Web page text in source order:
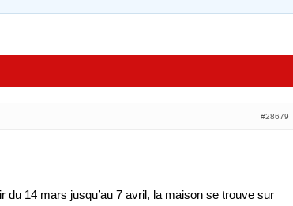
#28679
du 14 mars jusqu’au 7 avril, la maison se trouve sur